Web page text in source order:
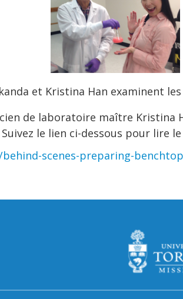
et Kristina Han examinent
de laboratoire maître Kristina
le lien ci-dessous pour lire
scenes-preparing-